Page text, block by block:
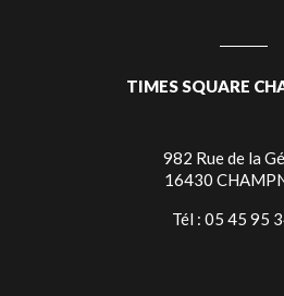
TIMES SQUARE
982 Rue de la
16430
Tél : 05 45 95